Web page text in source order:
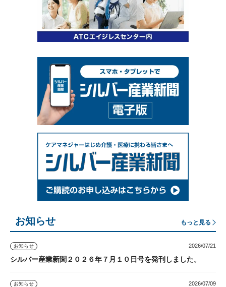
お知らせ もっと見る
お知らせ 2026/07/21
シルバー産業新聞２０２６年７月１０日号を発刊しました。
お知らせ 2026/07/09